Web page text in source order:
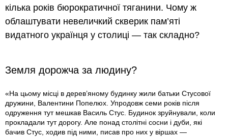
кілька років бюрократичної тяганини. Чому ж
облаштувати невеличкий скверик пам’яті
видатного українця у столиці — так складно?
Земля дорожча за людину?
«На цьому місці в дерев’яному будинку жили батьки Стусової
дружини, Валентини Попелюх. Упродовж семи років після
одруження тут мешкав Василь Стус. Будинок зруйнували, коли
прокладали тут дорогу. Але понад столітні сосни і дуби, які
бачив Стус, ходив під ними, писав про них у віршах —